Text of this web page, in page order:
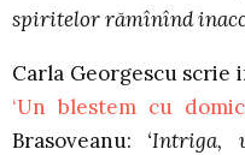
spiritelor rămînînd
Carla Georgescu scrie
‘Un blestem cu
Brasoveanu: